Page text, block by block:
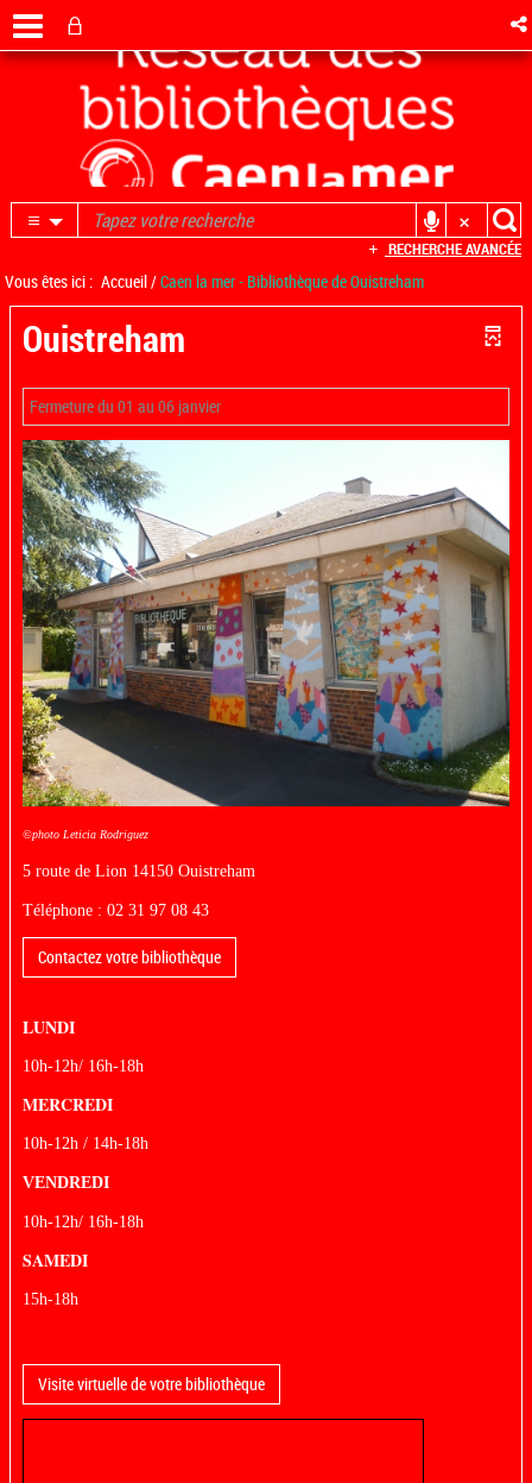
RECHERCHE AVANCÉE
Vous êtes ici : Accueil/Caen la mer - Bibliothèque de Ouistreham
Ouistreham
Fermeture du 01 au 06 janvier
©photo Leticia Rodriguez
5 route de Lion 14150 Ouistreham
Téléphone : 02 31 97 08 43
Contactez votre bibliothèque
LUNDI
10h-12h/ 16h-18h
MERCREDI
10h-12h / 14h-18h
VENDREDI
10h-12h/ 16h-18h
SAMEDI
15h-18h
Visite virtuelle de votre bibliothèque